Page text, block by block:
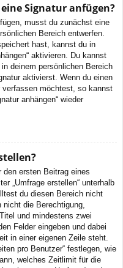
Signatur anfügen?
musst du zunächst eine
Bereich entwerfen.
hast, kannst du in
aktivieren. Du kannst
deinem persönlichen Bereich
aktivierst. Wenn du einen
verfassen möchtest, so kannst
anhängen“ wieder
den ersten Beitrag eines
„Umfrage erstellen“ unterhalb
du diesen Bereich nicht
die Berechtigung,
und mindestens zwei
Felder eingeben und dabei
in einer eigenen Zeile steht.
pro Benutzer“ festlegen, wie
welches Zeitlimit für die